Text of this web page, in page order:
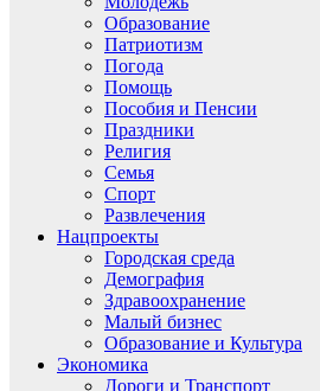
Образование
Патриотизм
Погода
Помощь
Пособия и Пенсии
Праздники
Религия
Семья
Спорт
Развлечения
Нацпроекты
Городская среда
Демография
Здравоохранение
Малый бизнес
Образование и Культура
Экономика
Дороги и Транспорт